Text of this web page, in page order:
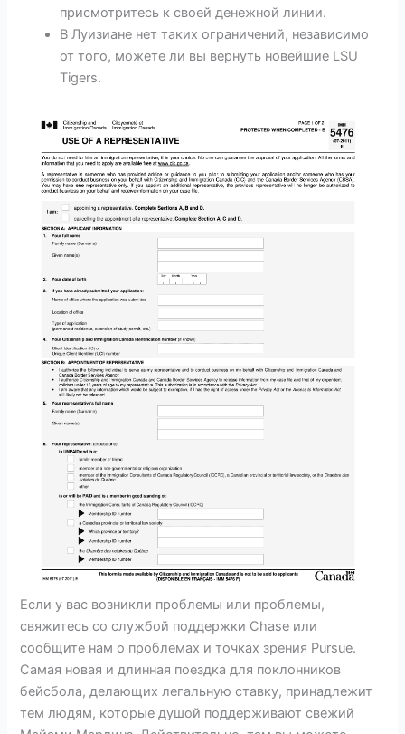
присмотритесь к своей денежной линии.
В Луизиане нет таких ограничений, независимо
от того, можете ли вы вернуть новейшие LSU
Tigers.
Если у вас возникли проблемы или проблемы,
свяжитесь со службой поддержки Chase или
сообщите нам о проблемах и точках зрения Pursue.
Самая новая и длинная поездка для поклонников
бейсбола, делающих легальную ставку, принадлежит
тем людям, которые душой поддерживают свежий